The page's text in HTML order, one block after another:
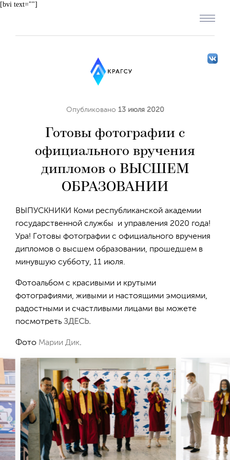
[bvi text=""]
Опубликовано 13 июля 2020
Готовы фотографии с
официального вручения
дипломов о ВЫСШЕМ
ОБРАЗОВАНИИ
ВЫПУСКНИКИ Коми республиканской академии
государственной службы и управления 2020 года!
Ура! Готовы фотографии с официального вручения
дипломов о высшем образовании, прошедшем в
минувшую субботу, 11 июля.
Фотоальбом с красивыми и крутыми
фотографиями, живыми и настоящими эмоциями,
радостными и счастливыми лицами вы можете
посмотреть ЗДЕСЬ.
Фото Марии Дик.